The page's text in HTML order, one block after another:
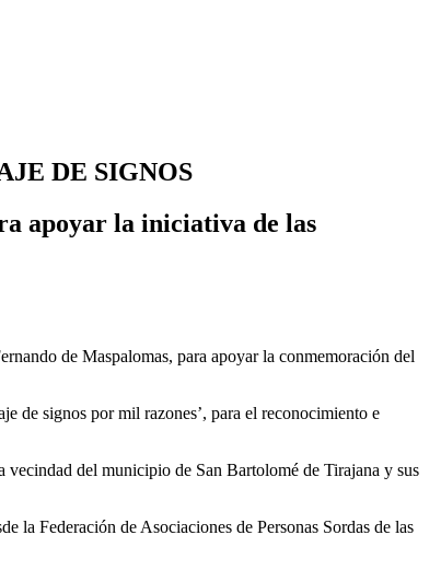
DE SIGNOS
apoyar la iniciativa de las
de Maspalomas, para apoyar la conmemoración del
de signos por mil razones’, para el reconocimiento e
del municipio de San Bartolomé de Tirajana y sus
la Federación de Asociaciones de Personas Sordas de las